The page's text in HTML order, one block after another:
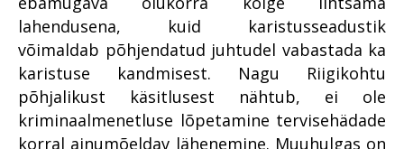
lahendusena, kuid karistusseadustik
võimaldab põhjendatud juhtudel vabastada ka
karistuse kandmisest. Nagu Riigikohtu
põhjalikust käsitlusest nähtub, ei ole
kriminaalmenetluse lõpetamine tervisehädade
korral ainumõeldav lähenemine. Muuhulgas on